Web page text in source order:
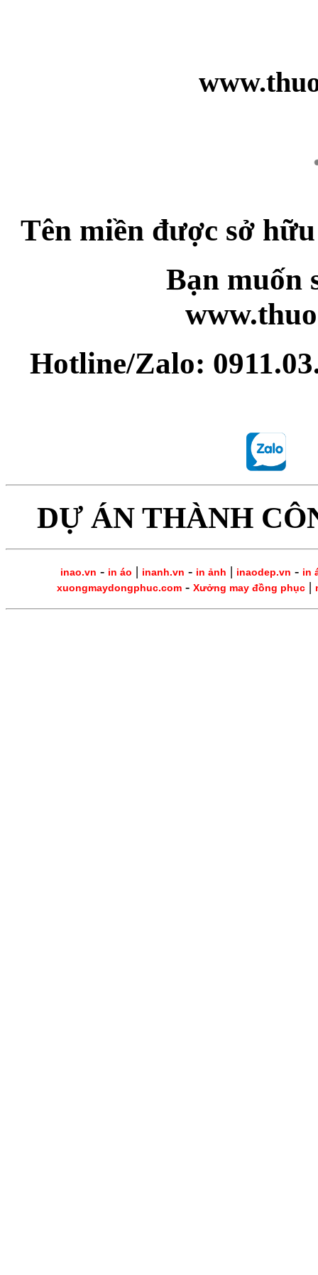
Tên miền được sở
Bạn muốn
Hotline/Zalo:
DỰ ÁN THÀNH
inao.vn - in áo | inanh.vn - in ảnh | inaodep.vn - in
xuongmaydongphuc.com- Xưởng may đồng phục|